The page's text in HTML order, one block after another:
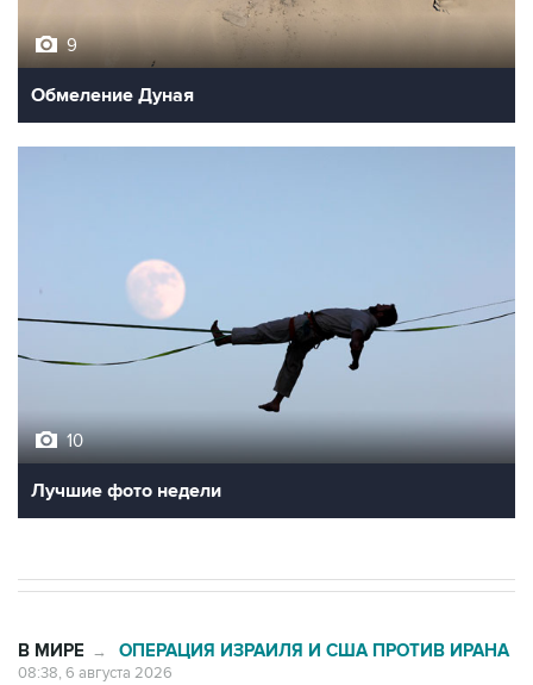
9
Обмеление Дуная
10
Лучшие фото недели
В МИРЕ → ОПЕРАЦИЯ ИЗРАИЛЯ И США ПРОТИВ ИРАНА
08:38, 6 августа 2026